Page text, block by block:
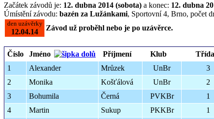
Začátek závodů je: 12. dubna 2014 (sobota) a konec: 12. dubna
Úmístění závodu: bazén za Lužánkami, Sportovní 4, Brno, počet
den uzávěrky
12.04.14 Závod už proběhl nebo je po uzávěrce.
Číslo Jméno Příjmení Klub Třída
1
Alexander Mrůzek UnBr 3
2
Monika Košťálová UnBr 2
3
Bohumila Černá PVKBr 1
4
Martin Sukup PKKBr 1